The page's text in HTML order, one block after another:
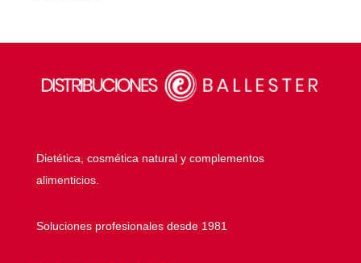
Dietética, cosmética natural y complementos
alimenticios.
Soluciones profesionales desde 1981